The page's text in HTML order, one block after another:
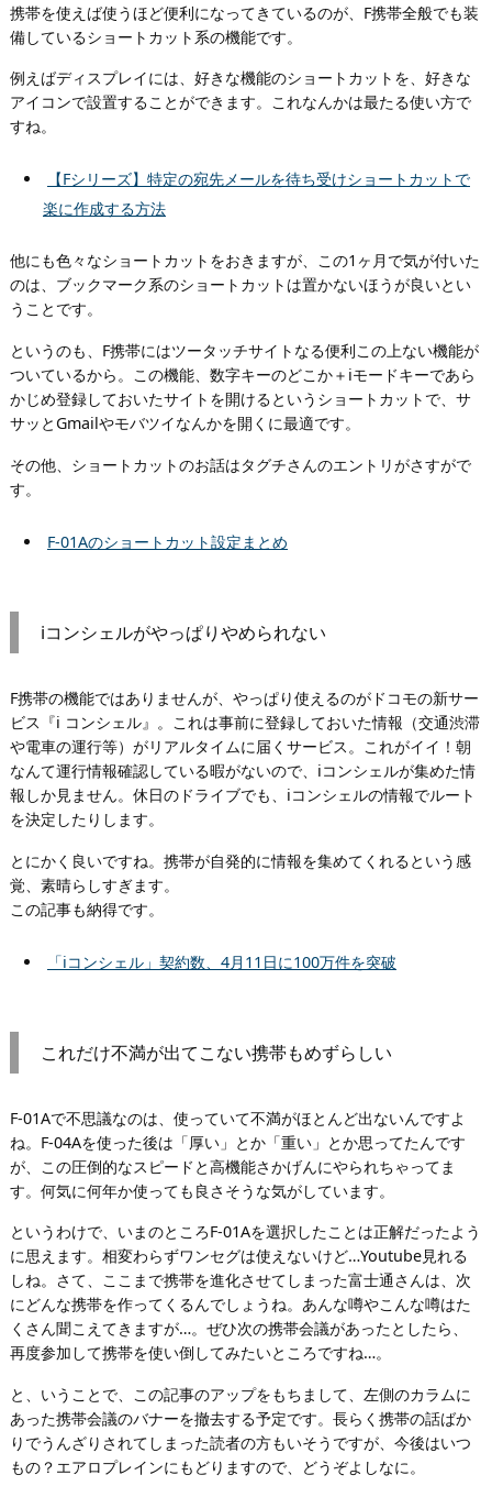
携帯を使えば使うほど便利になってきているのが、F携帯全般でも装
備しているショートカット系の機能です。
例えばディスプレイには、好きな機能のショートカットを、好きな
アイコンで設置することができます。これなんかは最たる使い方で
すね。
【Fシリーズ】特定の宛先メールを待ち受けショートカットで
楽に作成する方法
他にも色々なショートカットをおきますが、この1ヶ月で気が付いた
のは、ブックマーク系のショートカットは置かないほうが良いとい
うことです。
というのも、F携帯にはツータッチサイトなる便利この上ない機能が
ついているから。この機能、数字キーのどこか＋iモードキーであら
かじめ登録しておいたサイトを開けるというショートカットで、サ
サッとGmailやモバツイなんかを開くに最適です。
その他、ショートカットのお話はタグチさんのエントリがさすがで
す。
F-01Aのショートカット設定まとめ
iコンシェルがやっぱりやめられない
F携帯の機能ではありませんが、やっぱり使えるのがドコモの新サー
ビス『i コンシェル』。これは事前に登録しておいた情報（交通渋滞
や電車の運行等）がリアルタイムに届くサービス。これがイイ！朝
なんて運行情報確認している暇がないので、iコンシェルが集めた情
報しか見ません。休日のドライブでも、iコンシェルの情報でルート
を決定したりします。
とにかく良いですね。携帯が自発的に情報を集めてくれるという感
覚、素晴らしすぎます。
この記事も納得です。
「iコンシェル」契約数、4月11日に100万件を突破
これだけ不満が出てこない携帯もめずらしい
F-01Aで不思議なのは、使っていて不満がほとんど出ないんですよ
ね。F-04Aを使った後は「厚い」とか「重い」とか思ってたんです
が、この圧倒的なスピードと高機能さかげんにやられちゃってま
す。何気に何年か使っても良さそうな気がしています。
というわけで、いまのところF-01Aを選択したことは正解だったよう
に思えます。相変わらずワンセグは使えないけど…Youtube見れる
しね。さて、ここまで携帯を進化させてしまった富士通さんは、次
にどんな携帯を作ってくるんでしょうね。あんな噂やこんな噂はた
くさん聞こえてきますが…。ぜひ次の携帯会議があったとしたら、
再度参加して携帯を使い倒してみたいところですね…。
と、いうことで、この記事のアップをもちまして、左側のカラムに
あった携帯会議のバナーを撤去する予定です。長らく携帯の話ばか
りでうんざりされてしまった読者の方もいそうですが、今後はいつ
もの？エアロプレインにもどりますので、どうぞよしなに。